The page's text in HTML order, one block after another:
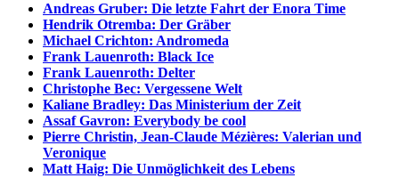
Andreas Gruber: Die letzte Fahrt der Enora Time
Hendrik Otremba: Der Gräber
Michael Crichton: Andromeda
Frank Lauenroth: Black Ice
Frank Lauenroth: Delter
Christophe Bec: Vergessene Welt
Kaliane Bradley: Das Ministerium der Zeit
Assaf Gavron: Everybody be cool
Pierre Christin, Jean-Claude Mézières: Valerian und
Veronique
Matt Haig: Die Unmöglichkeit des Lebens